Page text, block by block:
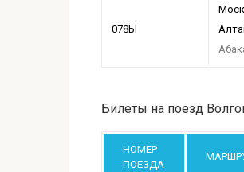
078Ы
Билеты на поезд
НОМЕР
ПОЕЗДА